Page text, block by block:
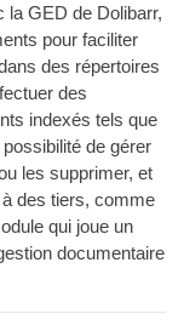
la GED de Dolibarr,
pour faciliter
des répertoires
des
indexés tels que
de gérer
les supprimer, et
des tiers, comme
qui joue un
documentaire